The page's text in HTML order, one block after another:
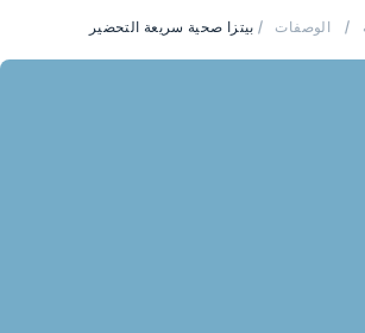
/ الوصفات / بيتزا صحية سريعة التحضير